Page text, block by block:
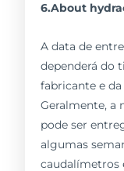
6.About
A data de
dependerá do
fabricante e
Geralmente, a
pode ser
algumas
caudalímetros